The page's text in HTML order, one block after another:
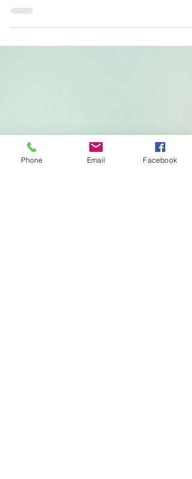
Izvedite, kako z Video SEO strategijo in
AI orodji zasesti prvo stran Googla in
Phone Email Facebook